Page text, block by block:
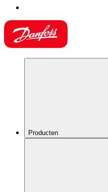
Producten